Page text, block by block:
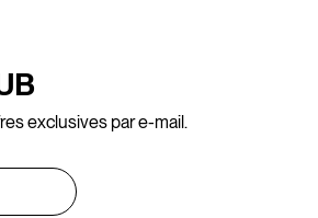
exclusives par e-mail.